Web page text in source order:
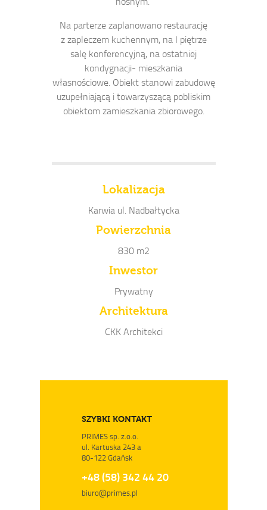
Na parterze zaplanowano restaurację
z zapleczem kuchennym, na I piętrze
salę konferencyjną, na ostatniej
kondygnacji- mieszkania
własnościowe. Obiekt stanowi zabudowę
uzupełniającą i towarzyszącą pobliskim
obiektom zamieszkania zbiorowego.
Lokalizacja
Karwia ul. Nadbałtycka
Powierzchnia
830 m2
Inwestor
Prywatny
Architektura
CKK Architekci
SZYBKI KONTAKT
PRIMES sp. z.o.o.
ul. Kartuska 243 a
80-122 Gdańsk
+48 (58) 342 44 20
biuro@primes.pl